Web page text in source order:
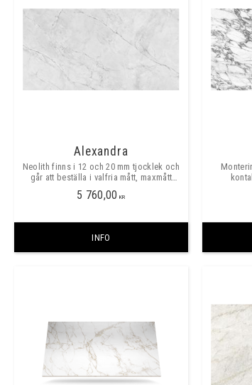
Alexandra
Neolith finns i 12 och 20 mm tjocklek och
går att beställa i valfria mått, maxmått
5 760,00 KR
INFO